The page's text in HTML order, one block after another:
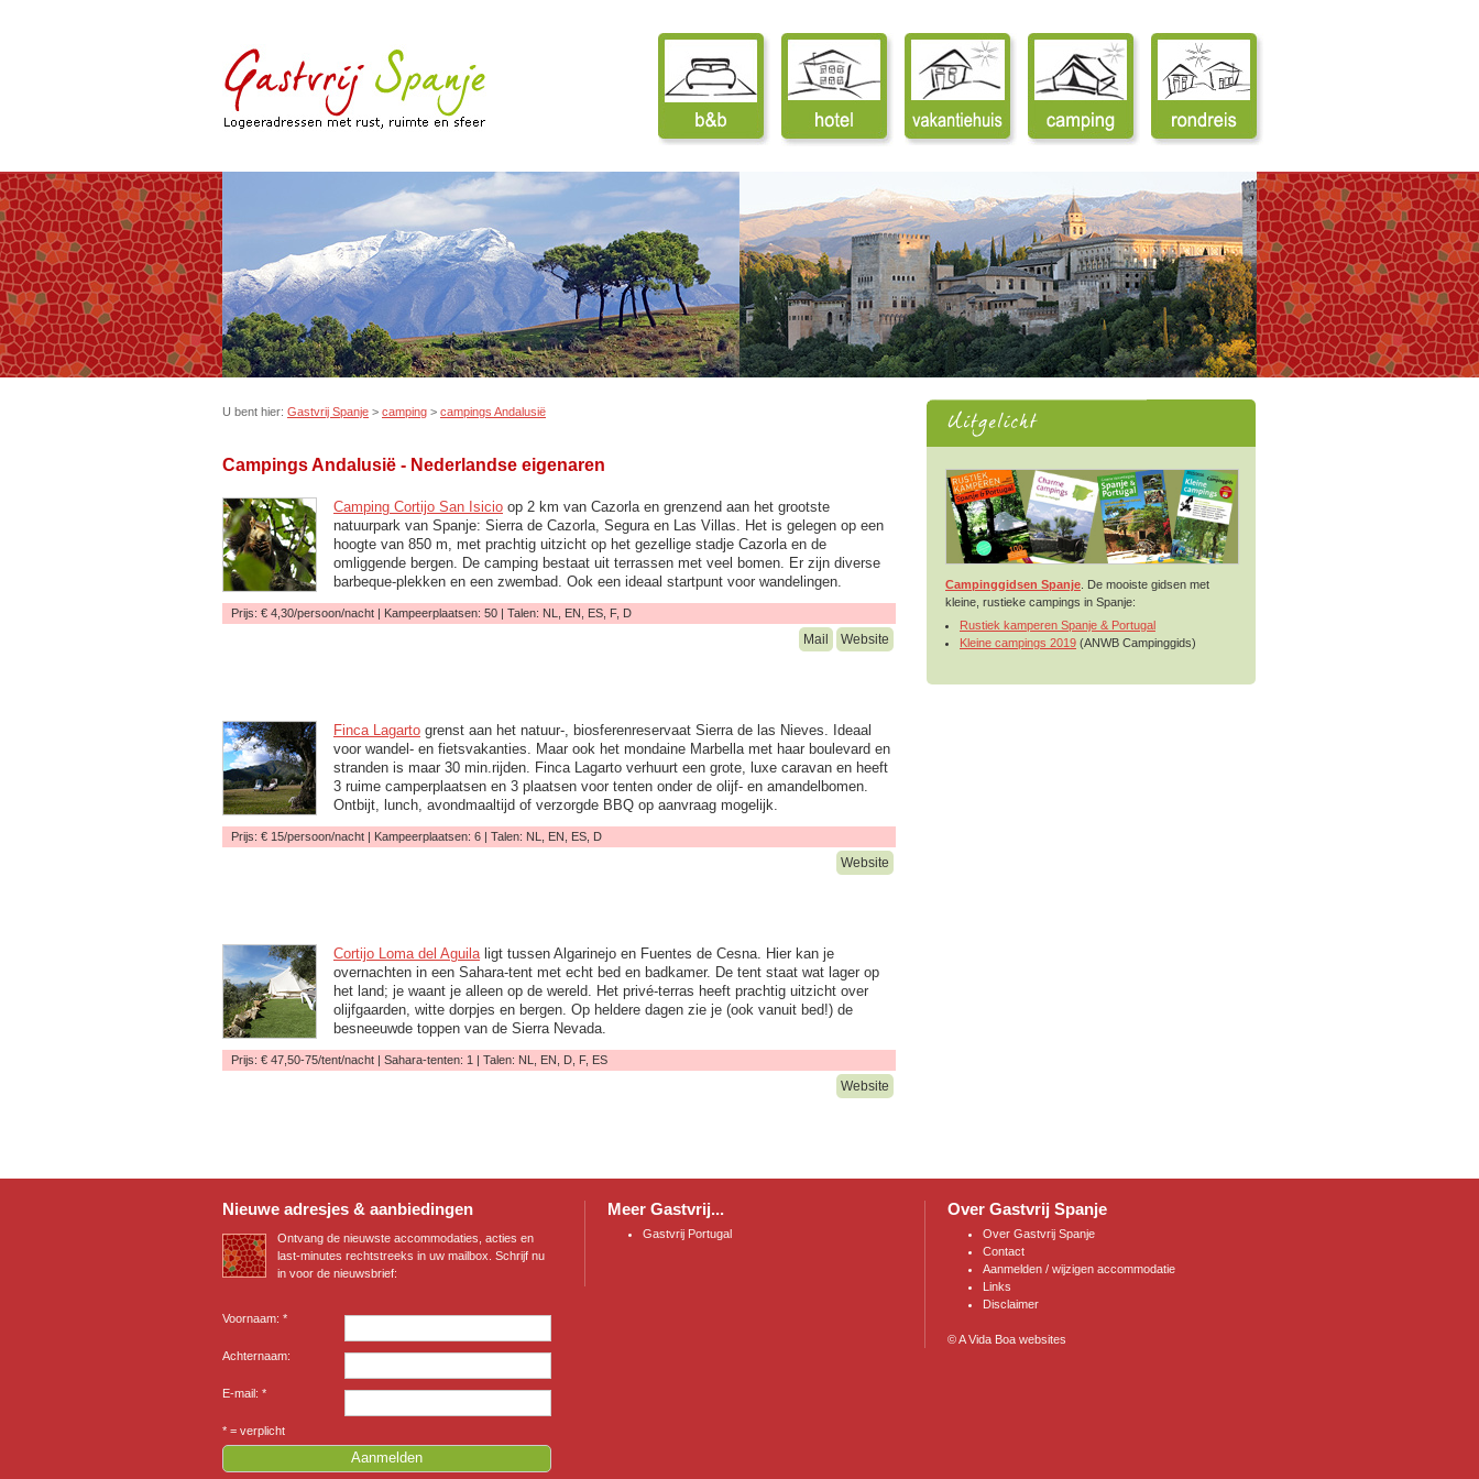
U bent hier: Gastvrij Spanje > camping > campings Andalusië
Campings Andalusië - Nederlandse eigenaren
Camping Cortijo San Isicio op 2 km van Cazorla en grenzend aan het grootste
natuurpark van Spanje: Sierra de Cazorla, Segura en Las Villas. Het is gelegen op een
hoogte van 850 m, met prachtig uitzicht op het gezellige stadje Cazorla en de
omliggende bergen. De camping bestaat uit terrassen met veel bomen. Er zijn diverse
barbeque-plekken en een zwembad. Ook een ideaal startpunt voor wandelingen.
Prijs: € 4,30/persoon/nacht | Kampeerplaatsen: 50 | Talen: NL, EN, ES, F, D
Mail Website
Finca Lagarto grenst aan het natuur-, biosferenreservaat Sierra de las Nieves. Ideaal
voor wandel- en fietsvakanties. Maar ook het mondaine Marbella met haar boulevard en
stranden is maar 30 min.rijden. Finca Lagarto verhuurt een grote, luxe caravan en heeft
3 ruime camperplaatsen en 3 plaatsen voor tenten onder de olijf- en amandelbomen.
Ontbijt, lunch, avondmaaltijd of verzorgde BBQ op aanvraag mogelijk.
Prijs: € 15/persoon/nacht | Kampeerplaatsen: 6 | Talen: NL, EN, ES, D
Website
Cortijo Loma del Aguilaligt tussen Algarinejo en Fuentes de Cesna. Hier kan je
overnachten in een Sahara-tent met echt bed en badkamer. De tent staat wat lager op
het land; je waant je alleen op de wereld. Het privé-terras heeft prachtig uitzicht over
olijfgaarden, witte dorpjes en bergen. Op heldere dagen zie je (ook vanuit bed!) de
besneeuwde toppen van de Sierra Nevada.
Prijs: € 47,50-75/tent/nacht | Sahara-tenten: 1 | Talen: NL, EN, D, F, ES
Website
Campinggidsen Spanje . De mooiste gidsen met
kleine, rustieke campings in Spanje:
Rustiek kamperen Spanje & Portugal
Kleine campings 2019 (ANWB Campinggids)
Nieuwe adresjes & aanbiedingen
Ontvang de nieuwste accommodaties, acties en
last-minutes rechtstreeks in uw mailbox. Schrijf nu
in voor de nieuwsbrief:
Voornaam: *
Achternaam:
E-mail: *
* = verplicht
Meer Gastvrij...
Gastvrij Portugal
Over Gastvrij Spanje
Over Gastvrij Spanje
Contact
Aanmelden / wijzigen accommodatie
Links
Disclaimer
©A Vida Boa websites